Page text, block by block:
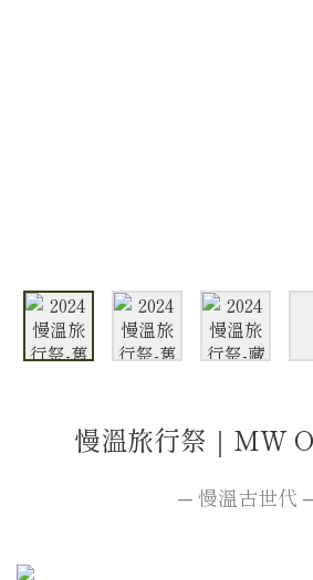
慢溫旅行祭｜MW
─ 慢溫古世代